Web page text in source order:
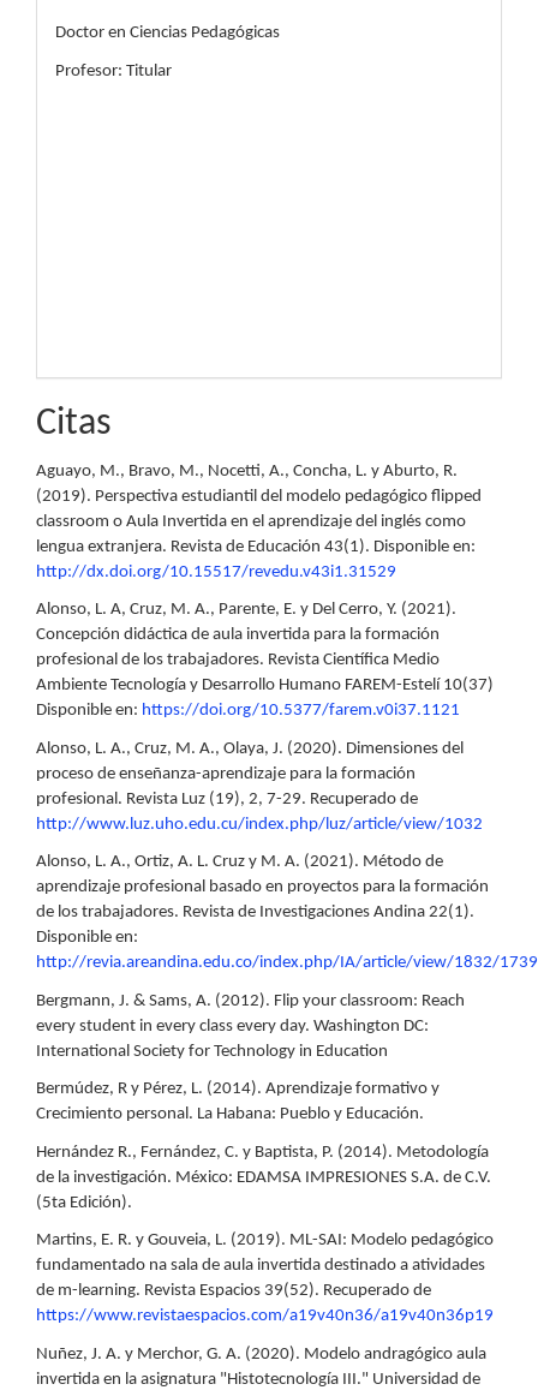
Doctor en Ciencias Pedagógicas
Profesor: Titular
Citas
Aguayo, M., Bravo, M., Nocetti, A., Concha, L. y Aburto, R.
(2019). Perspectiva estudiantil del modelo pedagógico flipped
classroom o Aula Invertida en el aprendizaje del inglés como
lengua extranjera. Revista de Educación 43(1). Disponible en:
http://dx.doi.org/10.15517/revedu.v43i1.31529
Alonso, L. A, Cruz, M. A., Parente, E. y Del Cerro, Y. (2021).
Concepción didáctica de aula invertida para la formación
profesional de los trabajadores. Revista Científica Medio
Ambiente Tecnología y Desarrollo Humano FAREM-Estelí 10(37)
Disponible en: https://doi.org/10.5377/farem.v0i37.1121
Alonso, L. A., Cruz, M. A., Olaya, J. (2020). Dimensiones del
proceso de enseñanza-aprendizaje para la formación
profesional. Revista Luz (19), 2, 7-29. Recuperado de
http://www.luz.uho.edu.cu/index.php/luz/article/view/1032
Alonso, L. A., Ortiz, A. L. Cruz y M. A. (2021). Método de
aprendizaje profesional basado en proyectos para la formación
de los trabajadores. Revista de Investigaciones Andina 22(1).
Disponible en:
http://revia.areandina.edu.co/index.php/IA/article/view/1832/1739
Bergmann, J. & Sams, A. (2012). Flip your classroom: Reach
every student in every class every day. Washington DC:
International Society for Technology in Education
Bermúdez, R y Pérez, L. (2014). Aprendizaje formativo y
Crecimiento personal. La Habana: Pueblo y Educación.
Hernández R., Fernández, C. y Baptista, P. (2014). Metodología
de la investigación. México: EDAMSA IMPRESIONES S.A. de C.V.
(5ta Edición).
Martins, E. R. y Gouveia, L. (2019). ML-SAI: Modelo pedagógico
fundamentado na sala de aula invertida destinado a atividades
de m-learning. Revista Espacios 39(52). Recuperado de
https://www.revistaespacios.com/a19v40n36/a19v40n36p19
Nuñez, J. A. y Merchor, G. A. (2020). Modelo andragógico aula
invertida en la asignatura "Histotecnología III." Universidad de